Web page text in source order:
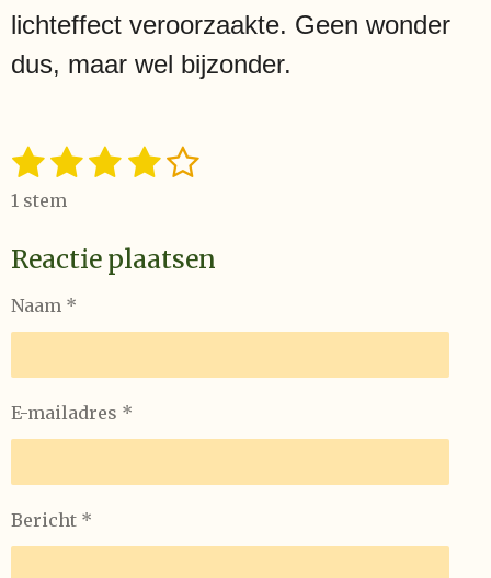
lichteffect veroorzaakte. Geen wonder
dus, maar wel bijzonder.
R
a
t
n
:
e
r
n
1
s
e
r
2
s
e
r
r
e
n
3
e
r
e
n
4
e
r
e
n
5
e
r
e
S
e
1 stem
Reactie plaatsen
Naam *
E-mailadres *
Bericht *